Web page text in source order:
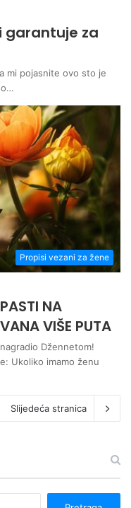
garantuje za
mi pojasnite ovo sto je
Propisi vezani za žene
NA
VIŠE PUTA
Džennetom!
Ukoliko imamo ženu
Slijedeća stranica